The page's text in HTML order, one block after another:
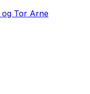
og Tor Arne